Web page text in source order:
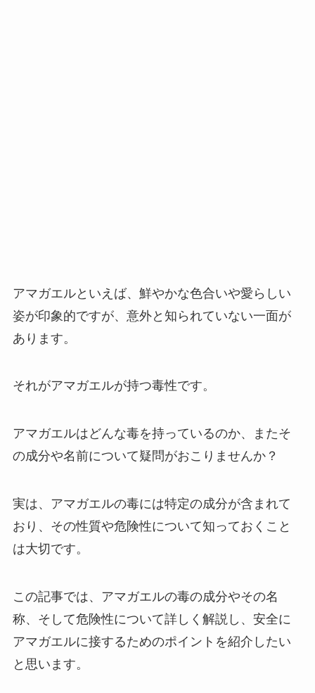
アマガエルといえば、鮮やかな色合いや愛らしい
姿が印象的ですが、意外と知られていない一面が
あります。
それがアマガエルが持つ毒性です。
アマガエルはどんな毒を持っているのか、またそ
の成分や名前について疑問がおこりませんか？
実は、アマガエルの毒には特定の成分が含まれて
おり、その性質や危険性について知っておくこと
は大切です。
この記事では、アマガエルの毒の成分やその名
称、そして危険性について詳しく解説し、安全に
アマガエルに接するためのポイントを紹介したい
と思います。